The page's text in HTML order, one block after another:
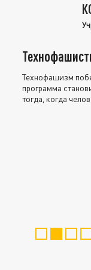
Технофашизм
программа
тогда, когда